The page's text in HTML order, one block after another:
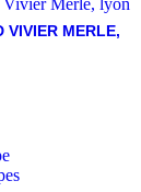
VIVIER MERLE,